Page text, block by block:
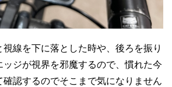
線を下に落とした時や、後ろを振り
ジが視界を邪魔するので、慣れた今
確認するのでそこまで気になりません